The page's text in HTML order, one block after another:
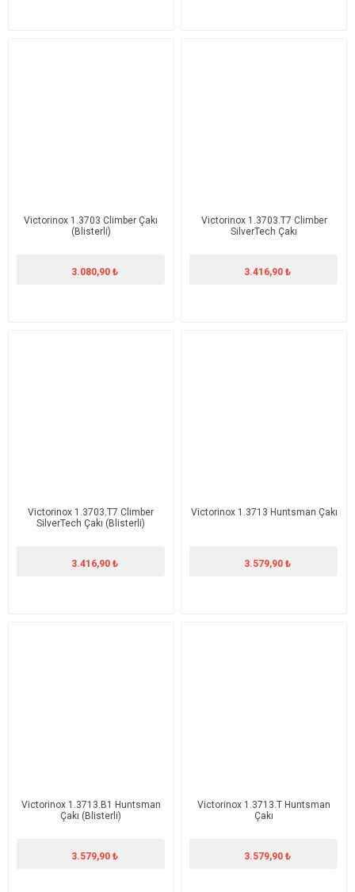
Victorinox 1.3703 Climber Çakı
(Blisterli)
3.080,90 ₺
Victorinox 1.3703.T7 Climber
SilverTech Çakı
3.416,90 ₺
Victorinox 1.3703.T7 Climber
SilverTech Çakı (Blisterli)
3.416,90 ₺
Victorinox 1.3713 Huntsman Çakı
3.579,90 ₺
Victorinox 1.3713.B1 Huntsman
Çakı (Blisterli)
3.579,90 ₺
Victorinox 1.3713.T Huntsman
Çakı
3.579,90 ₺